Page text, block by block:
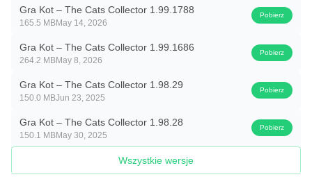
● Zabawki dla kotów
● parkiety taneczne
● Urocze meble dla zwierząt
● i nie tylko!
Możesz tworzyć różne motywy i klimaty według własnego
gustu! Lata 70., plaża, klub taneczny, farma, podwodne lub
Gra Kot – The Cats Collector 1.99.1788
165.5 MBMay 14, 2026
Pobierz
Gra Kot – The Cats Collector 1.99.1686
264.2 MBMay 8, 2026
Pobierz
Gra Kot – The Cats Collector 1.98.29
150.0 MBJun 23, 2025
Pobierz
Gra Kot – The Cats Collector 1.98.28
150.1 MBMay 30, 2025
Pobierz
Wszystkie wersje